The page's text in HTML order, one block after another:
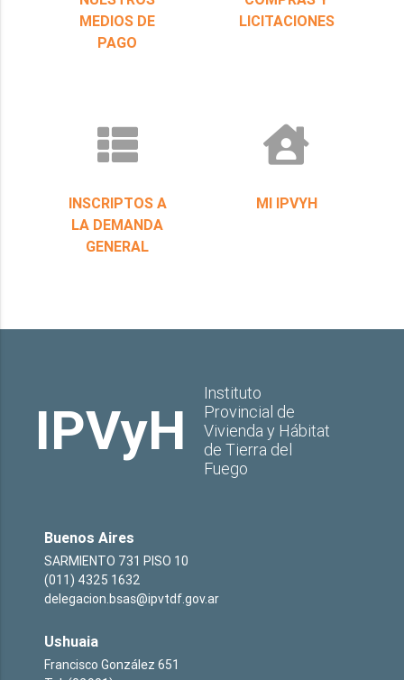
MEDIOS DE
PAGO
LICITACIONES
INSCRIPTOS A
LA DEMANDA
GENERAL
MI IPVYH
IPVyH
Instituto
Provincial de
Vivienda y Hábitat
de Tierra del
Fuego
Buenos Aires
SARMIENTO 731 PISO 10
(011) 4325 1632
delegacion.bsas@ipvtdf.gov.ar
Ushuaia
Francisco González 651